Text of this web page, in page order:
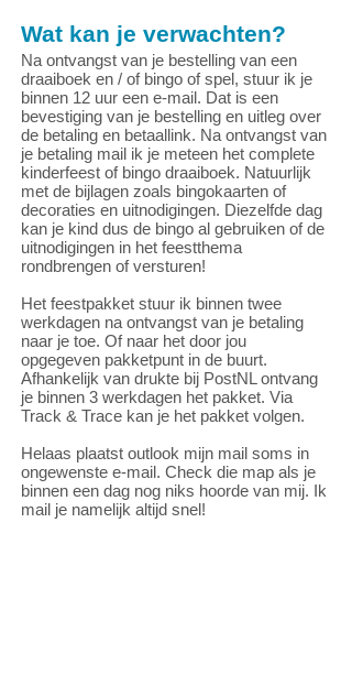
Wat kan je verwachten?
Na ontvangst van je bestelling van een
draaiboek en / of bingo of spel, stuur ik je
binnen 12 uur een e-mail. Dat is een
bevestiging van je bestelling en uitleg over
de betaling en betaallink. Na ontvangst van
je betaling mail ik je meteen het complete
kinderfeest of bingo draaiboek. Natuurlijk
met de bijlagen zoals bingokaarten of
decoraties en uitnodigingen. Diezelfde dag
kan je kind dus de bingo al gebruiken of de
uitnodigingen in het feestthema
rondbrengen of versturen!
Het feestpakket stuur ik binnen twee
werkdagen na ontvangst van je betaling
naar je toe. Of naar het door jou
opgegeven pakketpunt in de buurt.
Afhankelijk van drukte bij PostNL ontvang
je binnen 3 werkdagen het pakket. Via
Track & Trace kan je het pakket volgen.
Helaas plaatst outlook mijn mail soms in
ongewenste e-mail. Check die map als je
binnen een dag nog niks hoorde van mij. Ik
mail je namelijk altijd snel!